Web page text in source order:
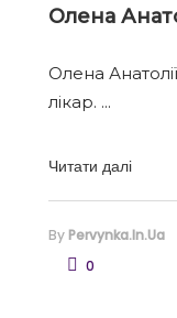
Олена
Олена
лікар.
Читати далі
By Pervynka.in.ua
0